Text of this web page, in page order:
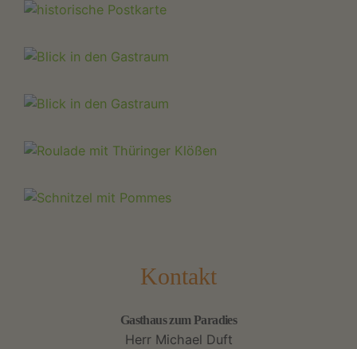
Kontakt
Gasthaus zum Paradies
Herr Michael Duft